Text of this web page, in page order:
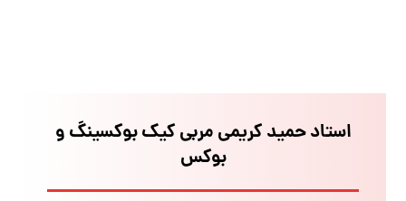
استاد حمید کریمی مربی کیک بوکسینگ و
بوکس